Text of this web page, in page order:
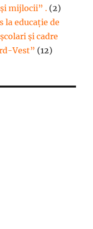
mijlocii” . (2)
la educație de
și cadre
Vest” (12)